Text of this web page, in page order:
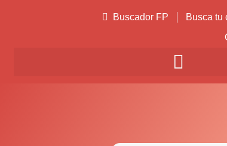
Buscador FP Busca tu